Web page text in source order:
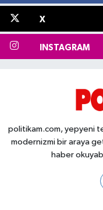
X
INSTAGRAM
politikam.com, yepyeni
modernizmi bir araya
haber